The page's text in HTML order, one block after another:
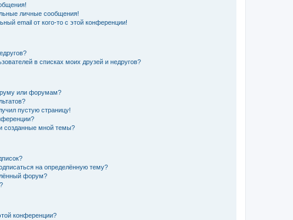
личные сообщения!
email от кого-то с этой конференции!
в списках моих друзей и недругов?
или форумам?
пустую страницу!
созданные мной темы?
на определённую тему?
форум?
конференции?